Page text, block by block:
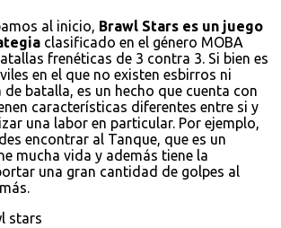
al inicio, Brawl Stars es un juego
clasificado en el género MOBA
frenéticas de 3 contra 3. Si bien es
en el que no existen esbirros ni
de batalla, es un hecho que cuenta con
características diferentes entre si y
una labor en particular. Por ejemplo,
encontrar al Tanque, que es un
mucha vida y además tiene la
una gran cantidad de golpes al